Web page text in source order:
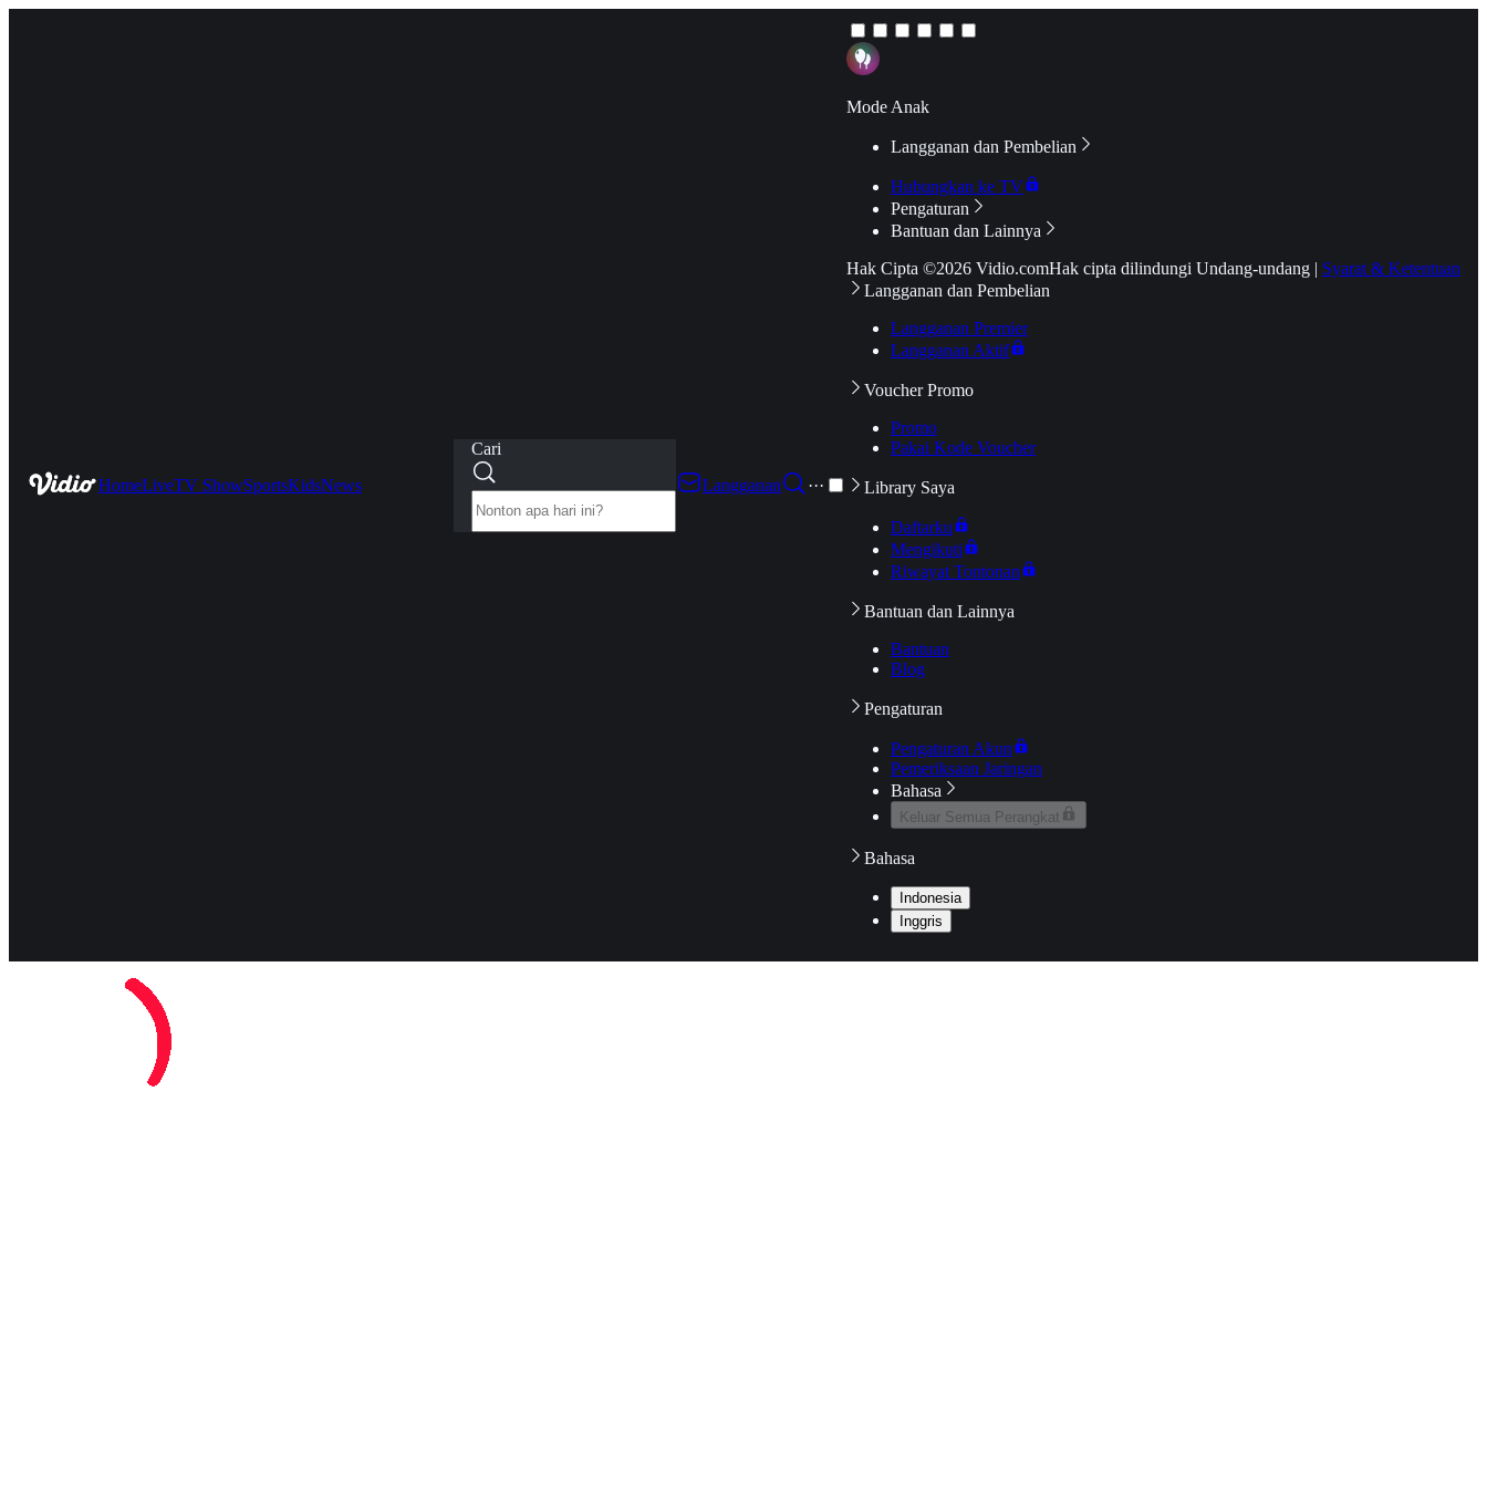
HomeLiveTV ShowSportsKidsNews
Cari
Langganan
···
Mode Anak
Langganan dan Pembelian
Hubungkan ke TV
Pengaturan
Bantuan dan Lainnya
Hak Cipta ©2026 Vidio.comHak cipta dilindungi Undang-undang | Syarat & Ketentuan
Langganan dan Pembelian
Langganan Premier
Langganan Aktif
Voucher Promo
Promo
Pakai Kode Voucher
Library Saya
Daftarku
Mengikuti
Riwayat Tontonan
Bantuan dan Lainnya
Bantuan
Blog
Pengaturan
Pengaturan Akun
Pemeriksaan Jaringan
Bahasa
Keluar Semua Perangkat
Bahasa
Indonesia
Inggris